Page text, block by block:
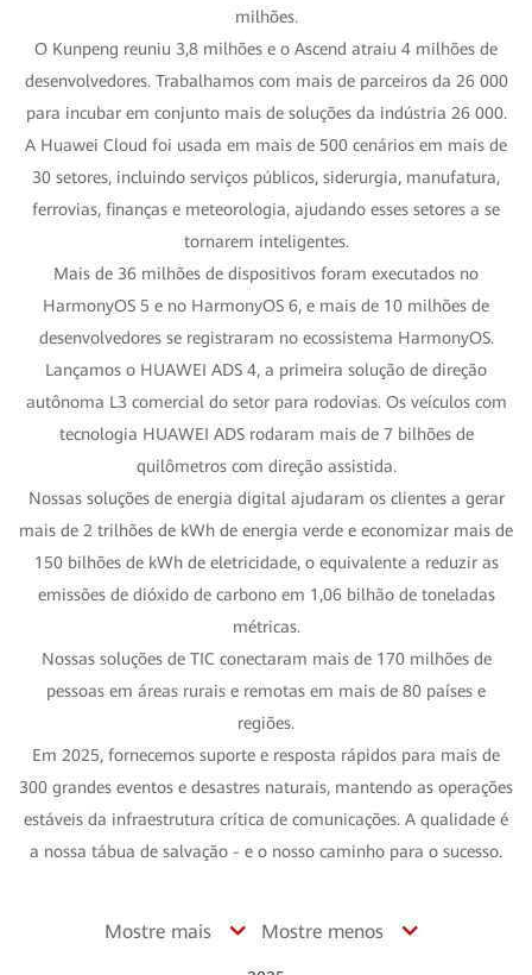
milhões.
O Kunpeng reuniu 3,8 milhões e o Ascend atraiu 4 milhões de
desenvolvedores. Trabalhamos com mais de parceiros da 26 000
para incubar em conjunto mais de soluções da indústria 26 000.
A Huawei Cloud foi usada em mais de 500 cenários em mais de
30 setores, incluindo serviços públicos, siderurgia, manufatura,
ferrovias, finanças e meteorologia, ajudando esses setores a se
tornarem inteligentes.
Mais de 36 milhões de dispositivos foram executados no
HarmonyOS 5 e no HarmonyOS 6, e mais de 10 milhões de
desenvolvedores se registraram no ecossistema HarmonyOS.
Lançamos o HUAWEI ADS 4, a primeira solução de direção
autônoma L3 comercial do setor para rodovias. Os veículos com
tecnologia HUAWEI ADS rodaram mais de 7 bilhões de
quilômetros com direção assistida.
Nossas soluções de energia digital ajudaram os clientes a gerar
mais de 2 trilhões de kWh de energia verde e economizar mais de
150 bilhões de kWh de eletricidade, o equivalente a reduzir as
emissões de dióxido de carbono em 1,06 bilhão de toneladas
métricas.
Nossas soluções de TIC conectaram mais de 170 milhões de
pessoas em áreas rurais e remotas em mais de 80 países e
regiões.
Em 2025, fornecemos suporte e resposta rápidos para mais de
300 grandes eventos e desastres naturais, mantendo as operações
estáveis da infraestrutura crítica de comunicações. A qualidade é
a nossa tábua de salvação - e o nosso caminho para o sucesso.
Mostre mais Mostre menos